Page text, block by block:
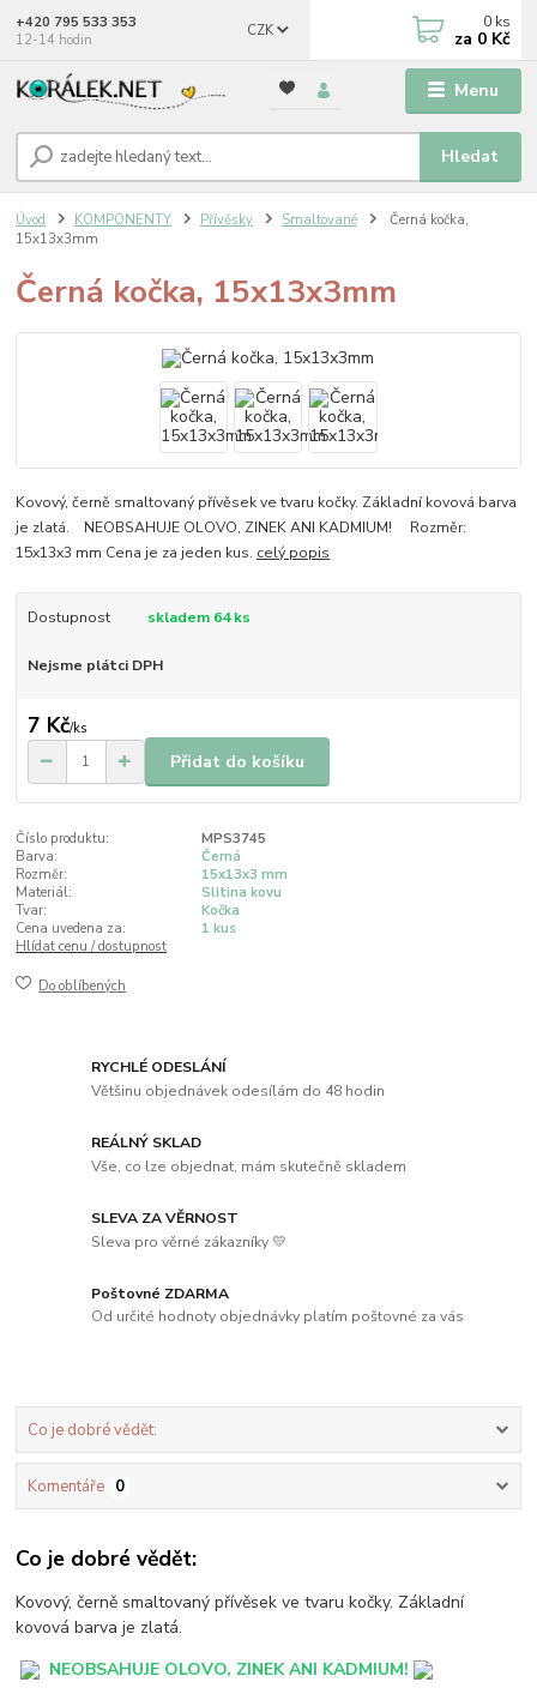
Menu
CZK
Hledat
+420 795 533 353
12-14 hodin
0 ks
za 0 Kč
Úvod KOMPONENTY Přívěsky Smaltované
Černá kočka,
15x13x3mm
Černá kočka, 15x13x3mm
Kovový, černě smaltovaný přívěsek ve tvaru kočky. Základní kovová barva
je zlatá. NEOBSAHUJE OLOVO, ZINEK ANI KADMIUM! Rozměr:
15x13x3 mm Cena je za jeden kus. celý popis
Dostupnost skladem 64 ks
Nejsme plátci DPH
7 Kč/ks
Přidat do košíku
Číslo produktu:
MPS3745
Barva:
Černá
Rozměr:
15x13x3 mm
Materiál:
Slitina kovu
Tvar:
Kočka
Cena uvedena za:
1 kus
Hlídat cenu / dostupnost
Do oblíbených
RYCHLÉ ODESLÁNÍ
Většinu objednávek odesílám do 48 hodin
REÁLNÝ SKLAD
Vše, co lze objednat, mám skutečně skladem
SLEVA ZA VĚRNOST
Sleva pro věrné zákazníky 💛
Poštovné ZDARMA
Od určité hodnoty objednávky platím poštovné za vás
Co je dobré vědět:
Komentáře 0
Co je dobré vědět:
Kovový, černě smaltovaný přívěsek ve tvaru kočky. Základní
kovová barva je zlatá.
NEOBSAHUJE OLOVO, ZINEK ANI KADMIUM!